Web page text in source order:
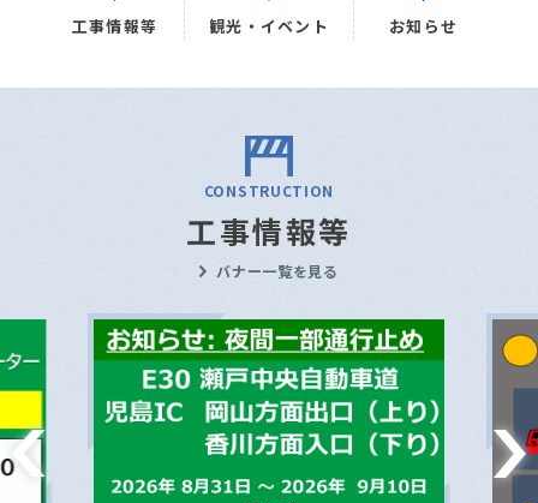
工事情報等 観光・イベント お知らせ
CONSTRUCTION
工事情報等
バナー一覧を見る